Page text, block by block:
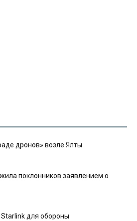
дронов» возле Ялты
поклонников заявлением о
Starlink для обороны